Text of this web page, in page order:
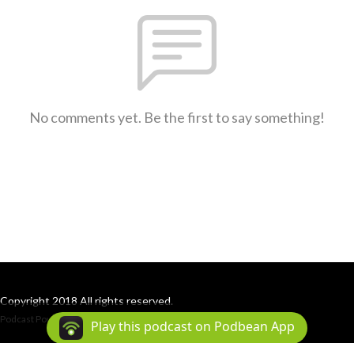
No comments yet. Be the first to say something!
Copyright 2018 All rights reserved.
Podcast Powered By Podbean
Play this podcast on Podbean App